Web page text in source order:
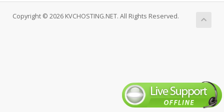
Copyright © 2026 KVCHOSTING.NET. All Rights Reserved.